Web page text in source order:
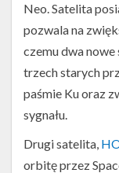
Neo. Satelita
pozwala na
czemu dwa
trzech starych
paśmie Ku oraz
sygnału.
Drugi satelita,
orbitę przez